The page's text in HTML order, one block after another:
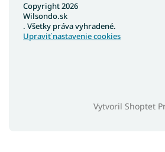
Vytvoril Shoptet
Copyright 2026
Wilsondo.sk
. Všetky práva vyhradené.
Upraviť nastavenie cookies